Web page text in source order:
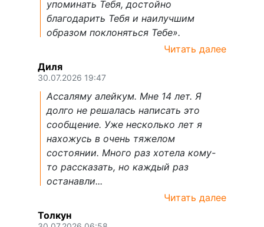
упоминать Тебя, достойно
благодарить Тебя и наилучшим
образом поклоняться Тебе».
Читать далее
Диля
30.07.2026 19:47
Ассаляму алейкум. Мне 14 лет. Я
долго не решалась написать это
сообщение. Уже несколько лет я
нахожусь в очень тяжелом
состоянии. Много раз хотела кому-
то рассказать, но каждый раз
останавли...
Читать далее
Толкун